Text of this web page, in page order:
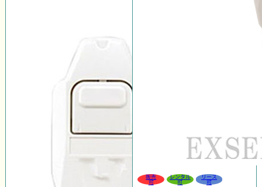
販売
可
レンタル
可
リース
可